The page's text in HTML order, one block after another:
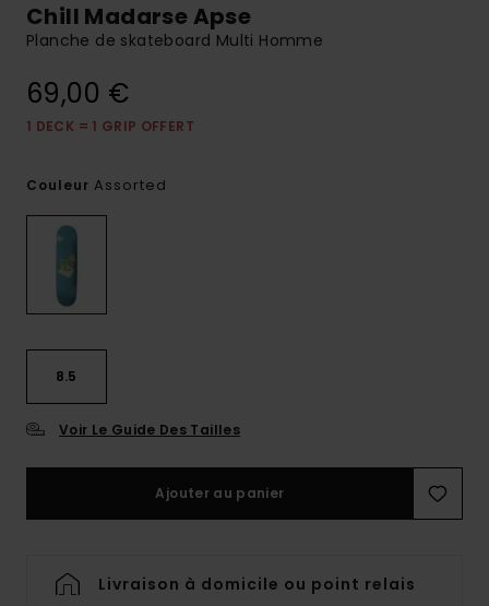
Chill Madarse Apse
Planche de skateboard Multi Homme
69,00 €
1 DECK = 1 GRIP OFFERT
Couleur Assorted
8.5
Voir Le Guide Des Tailles
Ajouter au panier
Livraison à domicile ou point relais